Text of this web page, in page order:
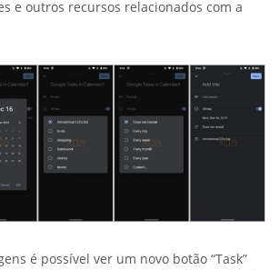
e outros recursos relacionados com a
é possível ver um novo botão “Task”